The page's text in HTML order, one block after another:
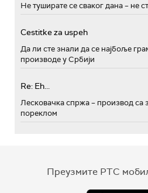
Не туширате се сваког дана – не
Cestitke za uspeh
Да ли сте знали да се најбоље
производе у Србији
Re: Eh...
Лесковачка спржа – производ са
пореклом
Преузмите РТС